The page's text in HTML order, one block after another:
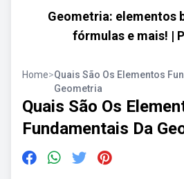
Geometria: elementos
fórmulas e mais! |
Home>Quais São Os Elementos
Geometria
Quais São Os
Fundamentais Da